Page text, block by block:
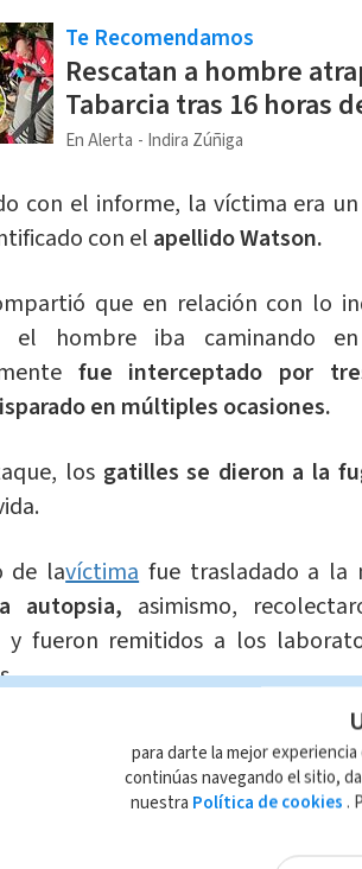
Te Recomendamos
Rescatan a hombre
Tabarcia tras 16 horas
En Alerta Indira Zúñiga
con el informe, la víctima era un
con el apellido Watson.
que en relación con lo
el hombre iba caminando
fue interceptado por
en múltiples ocasiones.
los gatilles se dieron a la
de lavíctimafue trasladado a la
autopsia, asimismo,
y fueron remitidos a los
Adulto mayor
Hijo explica por qué
para darte la mejor
continúas navegando el sitio,
nuestra Política de cookies .